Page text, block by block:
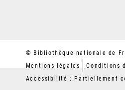
© Bibliothèque nationale de
Mentions légales
Conditions
Accessibilité : Partiellement